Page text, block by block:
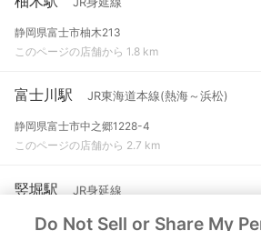
静岡県富士市柚木213
このページの店舗から 1.8 km
富士川駅 JR東海道本線(熱海～浜松)
静岡県富士市中之郷1228-4
このページの店舗から 2.7 km
竪堀駅 JR身延線
富士市中島
Do Not Sell or Share My